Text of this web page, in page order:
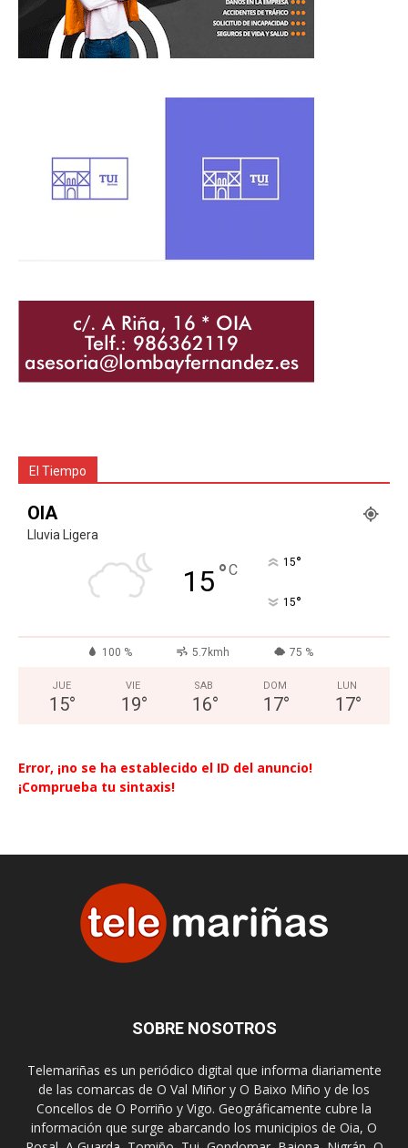
El Tiempo
OIA
Lluvia Ligera
15°C 15°
15°
100 % 5.7kmh 75 %
JUE
15°
VIE
19°
SAB
16°
DOM
17°
LUN
17°
Error, ¡no se ha establecido el ID del anuncio!
¡Comprueba tu sintaxis!
SOBRE NOSOTROS
Telemariñas es un periódico digital que informa diariamente
de las comarcas de O Val Miñor y O Baixo Miño y de los
Concellos de O Porriño y Vigo. Geográficamente cubre la
información que surge abarcando los municipios de Oia, O